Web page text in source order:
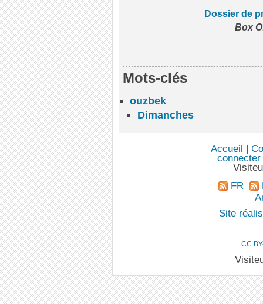
Dossier de
Box
Mots-clés
ouzbek
Dimanches
Accueil |
connecter
FR
Site
CC